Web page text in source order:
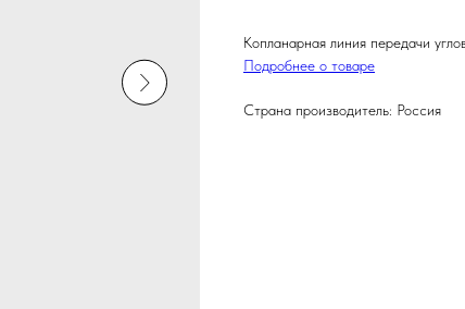
Копланарная линия передачи
Подробнее о товаре
Страна производитель: Россия